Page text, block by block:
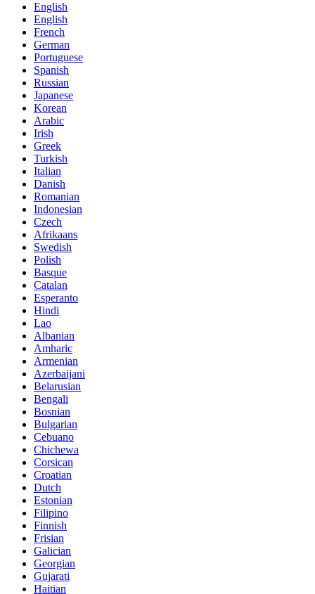
English
English
French
German
Portuguese
Spanish
Russian
Japanese
Korean
Arabic
Irish
Greek
Turkish
Italian
Danish
Romanian
Indonesian
Czech
Afrikaans
Swedish
Polish
Basque
Catalan
Esperanto
Hindi
Lao
Albanian
Amharic
Armenian
Azerbaijani
Belarusian
Bengali
Bosnian
Bulgarian
Cebuano
Chichewa
Corsican
Croatian
Dutch
Estonian
Filipino
Finnish
Frisian
Galician
Georgian
Gujarati
Haitian